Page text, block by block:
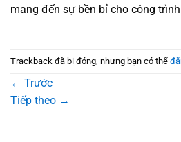
mang đến sự bền bỉ cho công trình
Trackback đã bị đóng, nhưng bạn có thể
← Trước
Tiếp theo →